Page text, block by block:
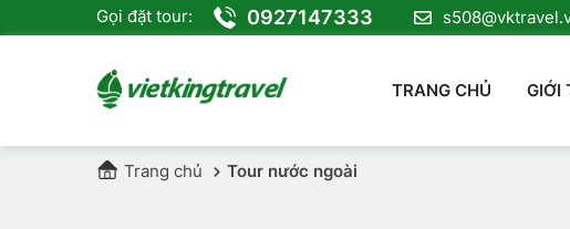
Gọi đặt tour: 0927147333
TRANG CHỦ GIỚI
Trang chủ Tour nước ngoài